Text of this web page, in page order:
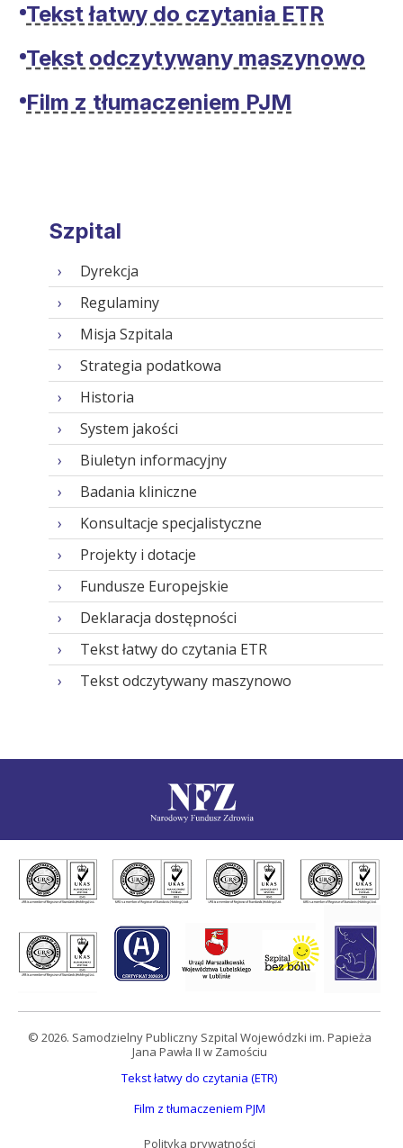
Tekst łatwy do czytania ETR
Tekst odczytywany maszynowo
Film z tłumaczeniem PJM
Szpital
Dyrekcja
Regulaminy
Misja Szpitala
Strategia podatkowa
Historia
System jakości
Biuletyn informacyjny
Badania kliniczne
Konsultacje specjalistyczne
Projekty i dotacje
Fundusze Europejskie
Deklaracja dostępności
Tekst łatwy do czytania ETR
Tekst odczytywany maszynowo
© 2026. Samodzielny Publiczny Szpital Wojewódzki im. Papieża
Jana Pawła II w Zamościu
Tekst łatwy do czytania (ETR)
Film z tłumaczeniem PJM
Polityka prywatności